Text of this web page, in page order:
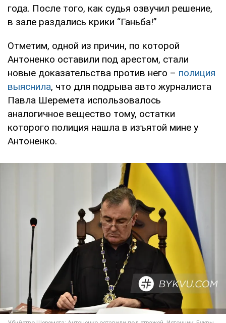
года. После того, как судья озвучил решение,
в зале раздались крики “Ганьба!”
Отметим, одной из причин, по которой
Антоненко оставили под арестом, стали
новые доказательства против него – полиция
выяснила, что для подрыва авто журналиста
Павла Шеремета использовалось
аналогичное вещество тому, остатки
которого полиция нашла в изъятой мине у
Антоненко.